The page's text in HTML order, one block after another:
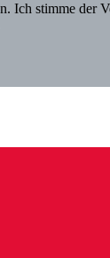
stimme der